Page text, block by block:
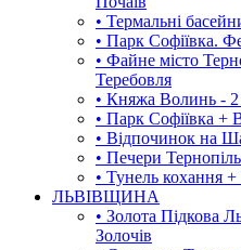
• Термальні
• Парк Софіївка.
• Файне місто
Теребовля
• Княжа Волинь - 2
• Парк Софіївка +
• Відпочинок на
• Печери
• Тунель кохання
ЛЬВІВЩИНА
• Золота Підкова
Золочів